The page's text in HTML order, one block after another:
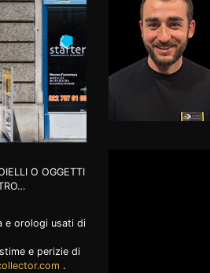
O OGGETTI
e orologi usati di
e perizie di
.